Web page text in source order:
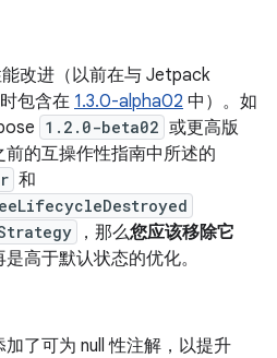
改进（以前在与 Jetpack
包含在 1.3.0-alpha02 中）。如
1.2.0-beta02 或更高版
的互操作性指南中所述的
和
，那么您应该移除它
高于默认状态的优化。
了可为 null 性注解，以提升